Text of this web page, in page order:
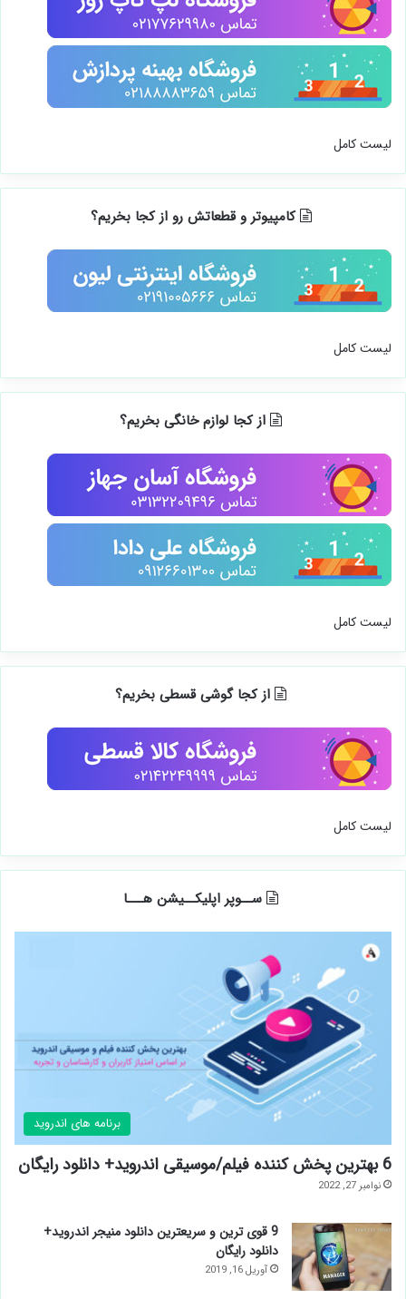
لیست کامل
کامپیوتر و قطعاتش رو از کجا بخریم؟
لیست کامل
از کجا لوازم خانگی بخریم؟
لیست کامل
از کجا گوشی قسطی بخریم؟
لیست کامل
ســوپر اپلیکــیشن هـــا
برنامه های اندروید
6 بهترین پخش کننده فیلم/موسیقی اندروید+ دانلود رایگان
نوامبر 27, 2022
9 قوی ترین و سریعترین دانلود منیجر اندروید+
دانلود رایگان
آوریل 16, 2019